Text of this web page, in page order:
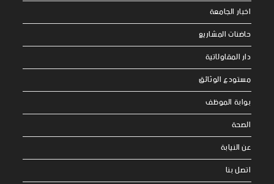
اخبار الجامعة
حاضنات المشاريع
دار المقاولاتية
مستودع الوثائق
بوابة الموظف
الصحة
عن النيابة
اتصل بنا